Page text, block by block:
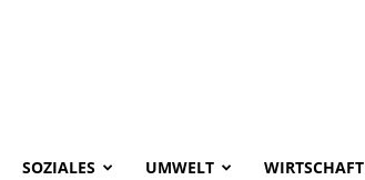
SOZIALES UMWELT WIRTSCHAFT